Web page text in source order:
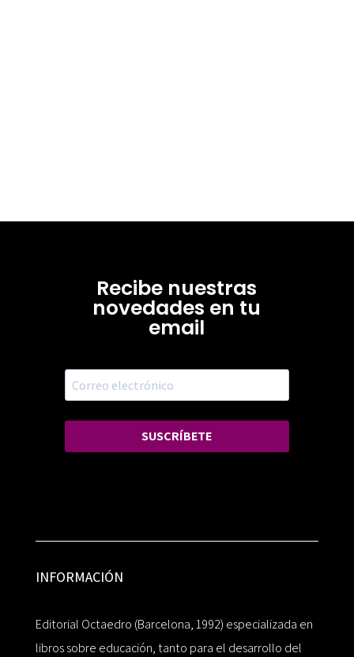
Recibe nuestras
novedades en tu
email
SUSCRÍBETE
INFORMACIÓN
Editorial Octaedro (Barcelona, 1992) especializada en
libros sobre educación, tanto para el desarrollo del